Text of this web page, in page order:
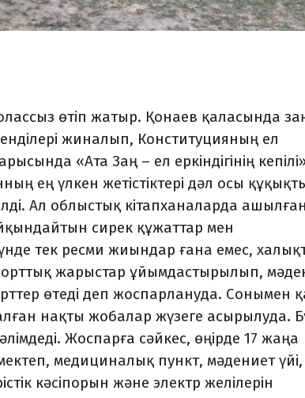
өтіп жатыр. Қонаев қаласында
жиналып, Конституцияның ел
«Ата Заң – ел еркін­ді­гінің
ең үлкен жетістіктері дәл осы
Ал об­лыстық кітапханаларда ашылған
сирек құжаттар мен
тек ресми жиындар ғана емес,
жа­рыстар ұйымдастырылып,
өтеді деп жоспарлануда. Сонымен
нақты жобалар жүзеге асырылуда.
Жоспарға сәйкес, өңір­де 17 жаңа
медициналық пункт, мәдениет үйі,
кәсіпорын және электр желілерін